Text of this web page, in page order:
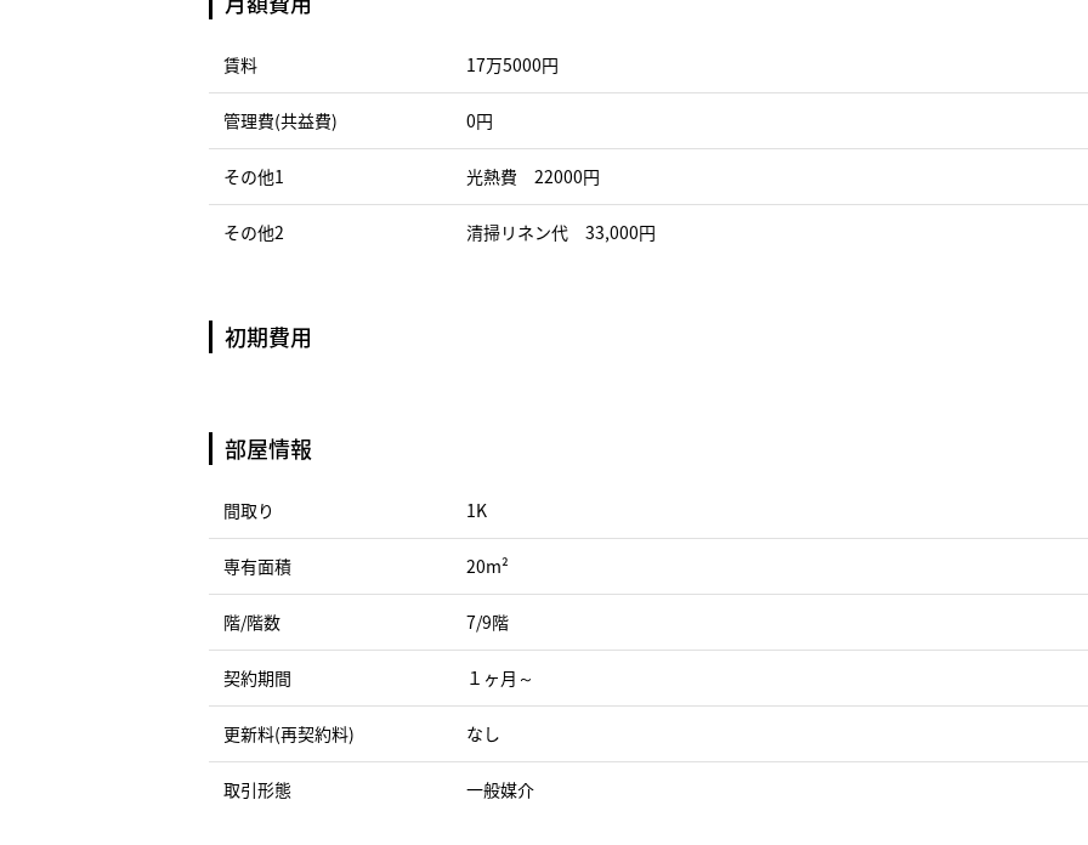
賃料 17万5000円
管理費(共益費) 0円
その他1 光熱費 22000円
その他2 清掃リネン代 33,000円
初期費用
部屋情報
間取り 1K
専有面積 20m²
階/階数 7/9階
契約期間 １ヶ月～
更新料(再契約料) なし
取引形態 一般媒介